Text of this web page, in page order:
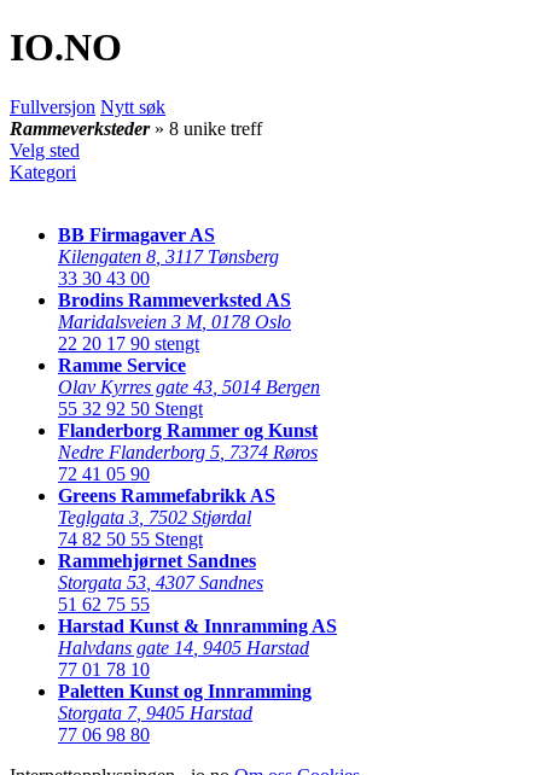
IO.NO
Fullversjon Nytt søk
Rammeverksteder » 8 unike treff
Velg sted
Kategori
BB Firmagaver AS
Kilengaten 8 3117 Tønsberg
33 30 43 00
Brodins Rammeverksted AS
Maridalsveien 3 M, 0178 Oslo
22 20 17 90 stengt
Ramme Service
Olav Kyrres gate 43 5014 Bergen
55 32 92 50 Stengt
Flanderborg Rammer og Kunst
Nedre Flanderborg 5 7374 Røros
72 41 05 90
Greens Rammefabrikk AS
Teglgata 3 7502 Stjørdal
74 82 50 55 Stengt
Rammehjørnet Sandnes
Storgata 53 4307 Sandnes
51 62 75 55
Harstad Kunst & Innramming AS
Halvdans gate 14 9405 Harstad
77 01 78 10
Paletten Kunst og Innramming
Storgata 7, 9405 Harstad
77 06 98 80